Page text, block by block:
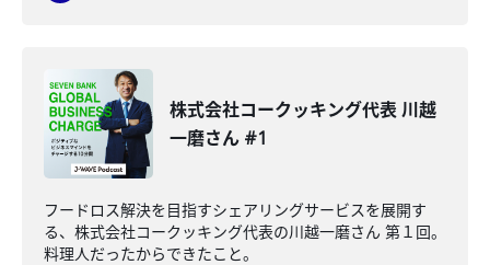
株式会社コークッキング代表 川越
一磨さん #1
フードロス解決を目指すシェアリングサービスを展開す
る、株式会社コークッキング代表の川越一磨さん 第１回。
料理人だったからできたこと。